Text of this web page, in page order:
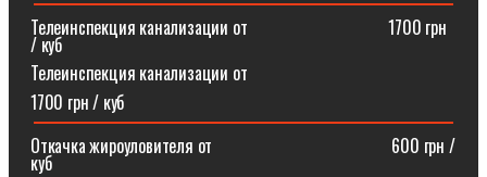
Телеинспекция канализации от⠀⠀⠀⠀⠀⠀⠀⠀⠀⠀⠀1700 грн
/ куб
Телеинспекция канализации от
1700 грн / куб
Откачка жироуловителя от⠀⠀⠀⠀⠀⠀⠀⠀⠀⠀⠀⠀⠀⠀600 грн /
куб